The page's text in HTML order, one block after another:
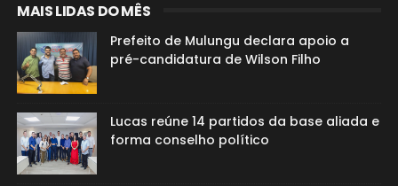
MAIS LIDAS DO MÊS
Prefeito de Mulungu declara apoio a
pré-candidatura de Wilson Filho
Lucas reúne 14 partidos da base aliada e
forma conselho político